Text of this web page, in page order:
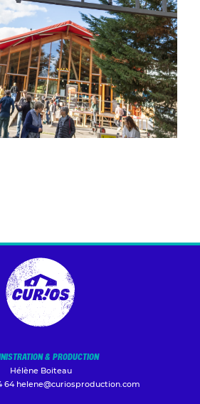
& PRODUCTION
Hélène Boiteau
64 helene@curiosproduction.com